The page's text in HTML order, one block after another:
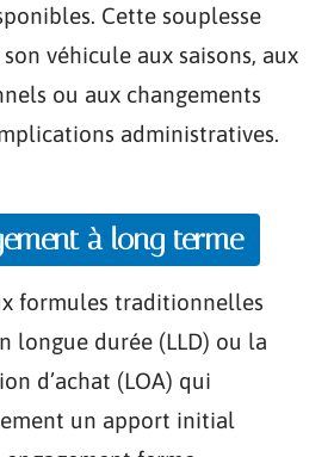
Cette souplesse
véhicule aux saisons, aux
ou aux changements
administratives.
à long terme
formules traditionnelles
longue durée (LLD) ou la
d’achat (LOA) qui
un apport initial